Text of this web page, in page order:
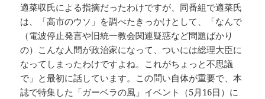
適菜収氏による指摘だったわけですが、同番組で適菜氏
は、「高市のウソ」を調べたきっかけとして、「なんで
（電波停止発言や旧統一教会関連疑惑など問題ばかり
の）こんな人間が政治家になって、ついには総理大臣に
なってしまったわけですよね。これがちょっと不思議
で」と最初に話しています。この問い自体が重要で、本
誌で特集した「ガーベラの風」イベント（5月16日）に